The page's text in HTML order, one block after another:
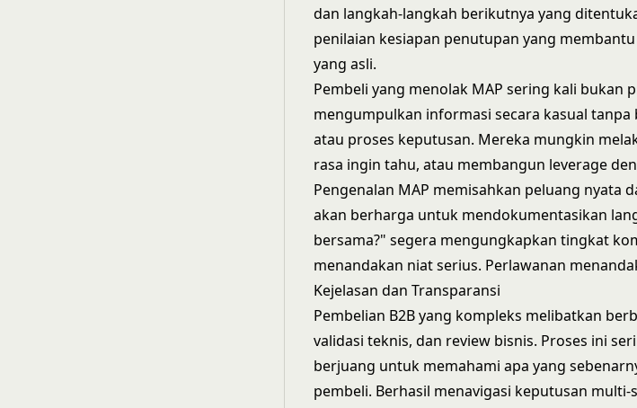
dan langkah-langkah berikutnya yang
penilaian kesiapan penutupan yang
yang asli.
Pembeli yang menolak MAP sering kali bukan
mengumpulkan informasi secara kasual
atau proses keputusan. Mereka mungkin
rasa ingin tahu, atau membangun leverage
Pengenalan MAP memisahkan peluang nyata
akan berharga untuk mendokumentasikan
bersama?" segera mengungkapkan tingkat
menandakan niat serius. Perlawanan
Kejelasan dan Transparansi
Pembelian B2B yang kompleks melibatkan
validasi teknis, dan review bisnis. Proses ini
berjuang untuk memahami apa yang
pembeli. Berhasil menavigasi keputusan